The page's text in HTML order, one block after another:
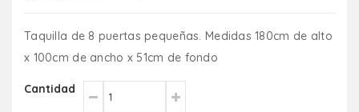
Taquilla de 8 puertas pequeñas. Medidas 180cm de alto
x 100cm de ancho x 51cm de fondo
Cantidad